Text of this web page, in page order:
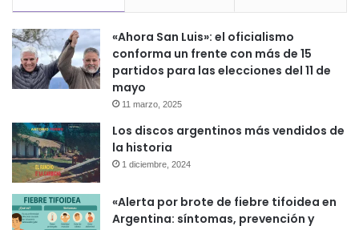
«Ahora San Luis»: el oficialismo
conforma un frente con más de 15
partidos para las elecciones del 11 de
mayo
11 marzo, 2025
Los discos argentinos más vendidos de
la historia
1 diciembre, 2024
«Alerta por brote de fiebre tifoidea en
Argentina: síntomas, prevención y